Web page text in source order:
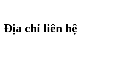
Địa chỉ liên hệ